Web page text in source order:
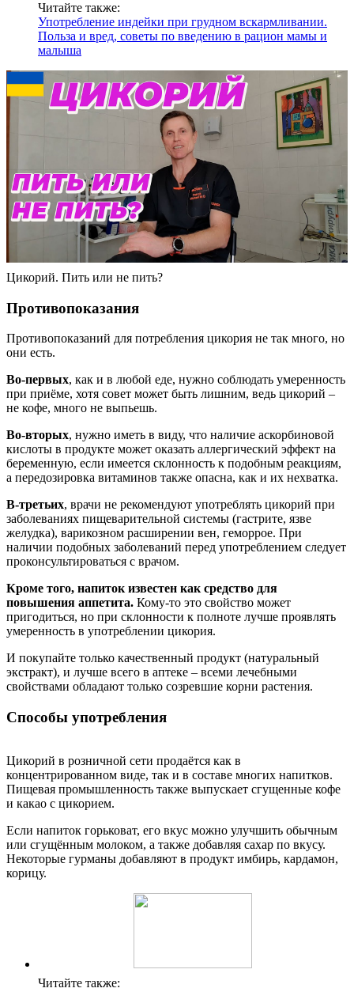
Читайте также:
Употребление индейки при грудном вскармливании.
Польза и вред, советы по введению в рацион мамы и
малыша
Цикорий. Пить или не пить?
Противопоказания
Противопоказаний для потребления цикория не так много, но
они есть.
Во-первых, как и в любой еде, нужно соблюдать умеренность
при приёме, хотя совет может быть лишним, ведь цикорий –
не кофе, много не выпьешь.
Во-вторых, нужно иметь в виду, что наличие аскорбиновой
кислоты в продукте может оказать аллергический эффект на
беременную, если имеется склонность к подобным реакциям,
а передозировка витаминов также опасна, как и их нехватка.
В-третьих, врачи не рекомендуют употреблять цикорий при
заболеваниях пищеварительной системы (гастрите, язве
желудка), варикозном расширении вен, геморрое. При
наличии подобных заболеваний перед употреблением следует
проконсультироваться с врачом.
Кроме того, напиток известен как средство для
повышения аппетита. Кому-то это свойство может
пригодиться, но при склонности к полноте лучше проявлять
умеренность в употреблении цикория.
И покупайте только качественный продукт (натуральный
экстракт), и лучше всего в аптеке – всеми лечебными
свойствами обладают только созревшие корни растения.
Способы употребления
Цикорий в розничной сети продаётся как в
концентрированном виде, так и в составе многих напитков.
Пищевая промышленность также выпускает сгущенные кофе
и какао с цикорием.
Если напиток горьковат, его вкус можно улучшить обычным
или сгущённым молоком, а также добавляя сахар по вкусу.
Некоторые гурманы добавляют в продукт имбирь, кардамон,
корицу.
Читайте также: